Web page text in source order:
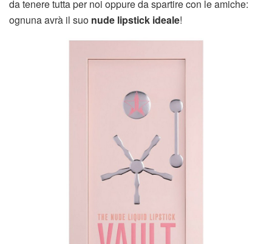
da tenere tutta per noi oppure da spartire con le amiche:
ognuna avrà il suo nude lipstick ideale!